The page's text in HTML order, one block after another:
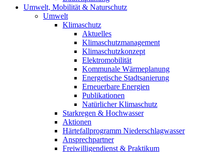
Umwelt, Mobilität & Naturschutz
Umwelt
Klimaschutz
Aktuelles
Klimaschutzmanagement
Klimaschutzkonzept
Elektromobilität
Kommunale Wärmeplanung
Energetische Stadtsanierung
Erneuerbare Energien
Publikationen
Natürlicher Klimaschutz
Starkregen & Hochwasser
Aktionen
Härtefallprogramm Niederschlagwasser
Ansprechpartner
Freiwilligendienst & Praktikum